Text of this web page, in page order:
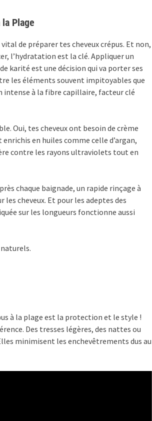
Plage
de préparer tes cheveux crépus. Et non,
l’hydratation est la clé. Appliquer un
karité est une décision qui va porter ses
les éléments souvent impitoyables que
intense à la fibre capillaire, facteur clé
Oui, tes cheveux ont besoin de crème
en huiles comme celle d’argan,
contre les rayons ultraviolets tout en
chaque baignade, un rapide rinçage à
cheveux. Et pour les adeptes des
sur les longueurs fonctionne aussi
à la plage est la protection et le style !
Des tresses légères, des nattes ou
minimisent les enchevêtrements dus au